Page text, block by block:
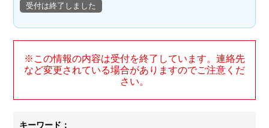
受付は終了しました
※この情報の内容は受付を終了しています。連絡先
など変更されている場合がありますのでご注意くだ
さい。
キーワード：